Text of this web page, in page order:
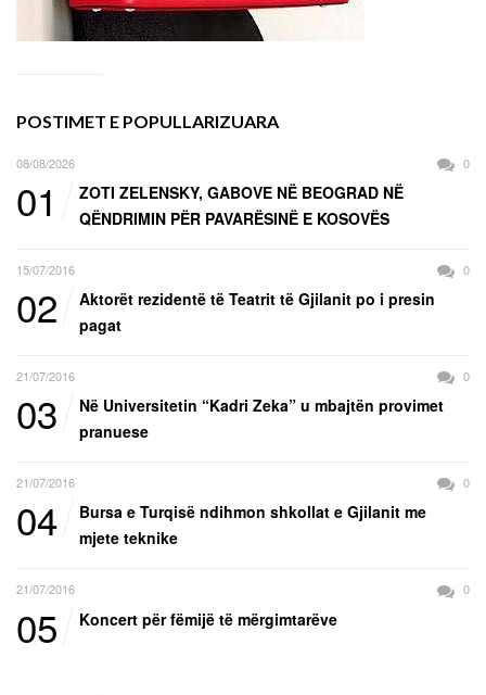
POSTIMET E POPULLARIZUARA
08/08/2026 0
01
ZOTI ZELENSKY, GABOVE NË BEOGRAD NË
QËNDRIMIN PËR PAVARËSINË E KOSOVËS
15/07/2016 0
02
Aktorët rezidentë të Teatrit të Gjilanit po i presin
pagat
21/07/2016 0
03
Në Universitetin “Kadri Zeka” u mbajtën provimet
pranuese
21/07/2016 0
04
Bursa e Turqisë ndihmon shkollat e Gjilanit me
mjete teknike
21/07/2016 0
05 Koncert për fëmijë të mërgimtarëve